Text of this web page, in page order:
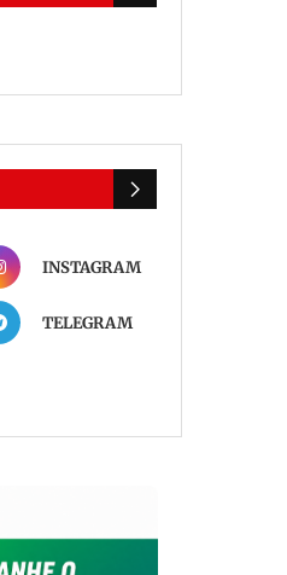
INSTAGRAM
TELEGRAM